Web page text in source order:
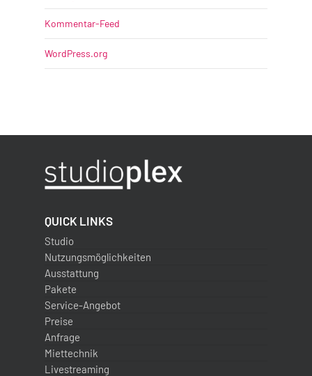
Kommentar-Feed
WordPress.org
QUICK LINKS
Studio
Nutzungsmöglichkeiten
Ausstattung
Pakete
Service-Angebot
Preise
Anfrage
Miettechnik
Livestreaming